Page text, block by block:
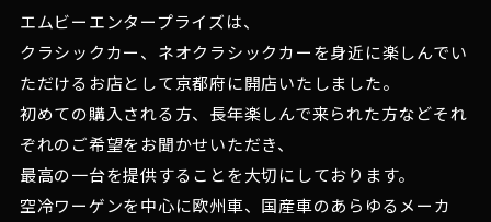
エムビーエンタープライズは、
クラシックカー、ネオクラシックカーを身近に楽しんでい
ただけるお店として京都府に開店いたしました。
初めての購入される方、長年楽しんで来られた方などそれ
ぞれのご希望をお聞かせいただき、
最高の一台を提供することを大切にしております。
空冷ワーゲンを中心に欧州車、国産車のあらゆるメーカ